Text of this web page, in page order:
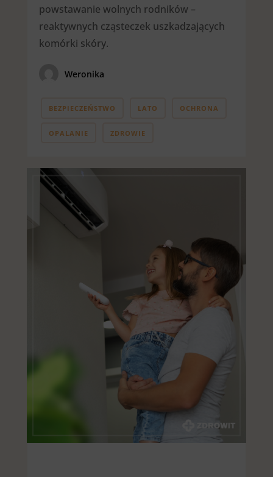
powstawanie wolnych rodników –
reaktywnych cząsteczek uszkadzających
komórki skóry.
Weronika
BEZPIECZEŃSTWO LATO OCHRONA
OPALANIE ZDROWIE